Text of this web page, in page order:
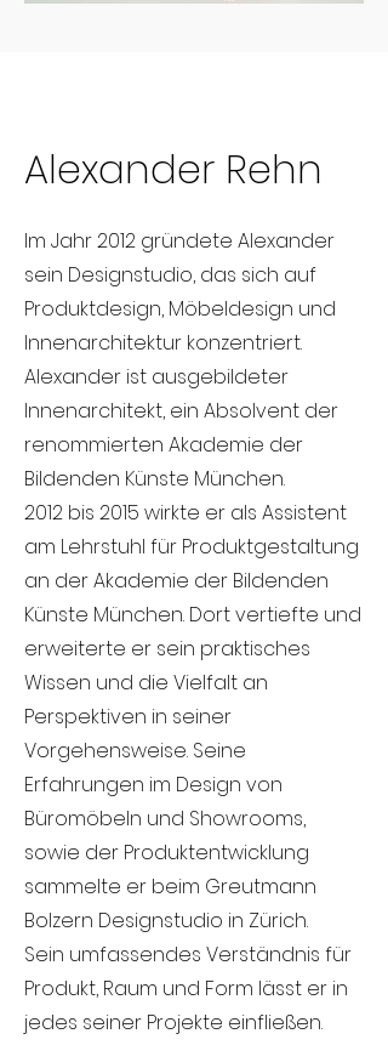
Alexander Rehn
Im Jahr 2012 gründete Alexander
sein Designstudio, das sich auf
Produktdesign, Möbeldesign und
Innenarchitektur konzentriert.
Alexander ist ausgebildeter
Innenarchitekt, ein Absolvent der
renommierten Akademie der
Bildenden Künste München.
2012 bis 2015 wirkte er als Assistent
am Lehrstuhl für Produktgestaltung
an der Akademie der Bildenden
Künste München. Dort vertiefte und
erweiterte er sein praktisches
Wissen und die Vielfalt an
Perspektiven in seiner
Vorgehensweise. Seine
Erfahrungen im Design von
Büromöbeln und Showrooms,
sowie der Produktentwicklung
sammelte er beim Greutmann
Bolzern Designstudio in Zürich.
Sein umfassendes Verständnis für
Produkt, Raum und Form lässt er in
jedes seiner Projekte einfließen.